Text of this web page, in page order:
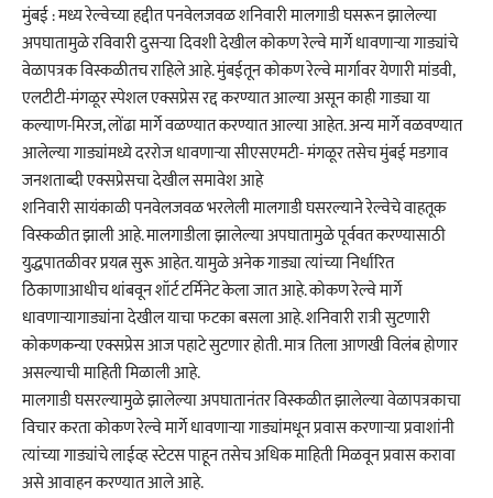
मुंबई : मध्य रेल्वेच्या हद्दीत पनवेलजवळ शनिवारी मालगाडी घसरून झालेल्या
अपघातामुळे रविवारी दुसऱ्या दिवशी देखील कोकण रेल्वे मार्गे धावणाऱ्या गाड्यांचे
वेळापत्रक विस्कळीतच राहिले आहे. मुंबईतून कोकण रेल्वे मार्गावर येणारी मांडवी,
एलटीटी-मंगळूर स्पेशल एक्सप्रेस रद्द करण्यात आल्या असून काही गाड्या या
कल्याण-मिरज, लोंढा मार्गे वळण्यात करण्यात आल्या आहेत. अन्य मार्गे वळवण्यात
आलेल्या गाड्यांमध्ये दररोज धावणाऱ्या सीएसएमटी- मंगळूर तसेच मुंबई मडगाव
जनशताब्दी एक्सप्रेसचा देखील समावेश आहे
शनिवारी सायंकाळी पनवेलजवळ भरलेली मालगाडी घसरल्याने रेल्वेचे वाहतूक
विस्कळीत झाली आहे. मालगाडीला झालेल्या अपघातामुळे पूर्ववत करण्यासाठी
युद्धपातळीवर प्रयत्न सुरू आहेत. यामुळे अनेक गाड्या त्यांच्या निर्धारित
ठिकाणाआधीच थांबवून शॉर्ट टर्मिनेट केला जात आहे. कोकण रेल्वे मार्गे
धावणाऱ्यागाड्यांना देखील याचा फटका बसला आहे. शनिवारी रात्री सुटणारी
कोकणकन्या एक्सप्रेस आज पहाटे सुटणार होती. मात्र तिला आणखी विलंब होणार
असल्याची माहिती मिळाली आहे.
मालगाडी घसरल्यामुळे झालेल्या अपघातानंतर विस्कळीत झालेल्या वेळापत्रकाचा
विचार करता कोकण रेल्वे मार्गे धावणाऱ्या गाड्यांमधून प्रवास करणाऱ्या प्रवाशांनी
त्यांच्या गाड्यांचे लाईव्ह स्टेटस पाहून तसेच अधिक माहिती मिळवून प्रवास करावा
असे आवाहन करण्यात आले आहे.